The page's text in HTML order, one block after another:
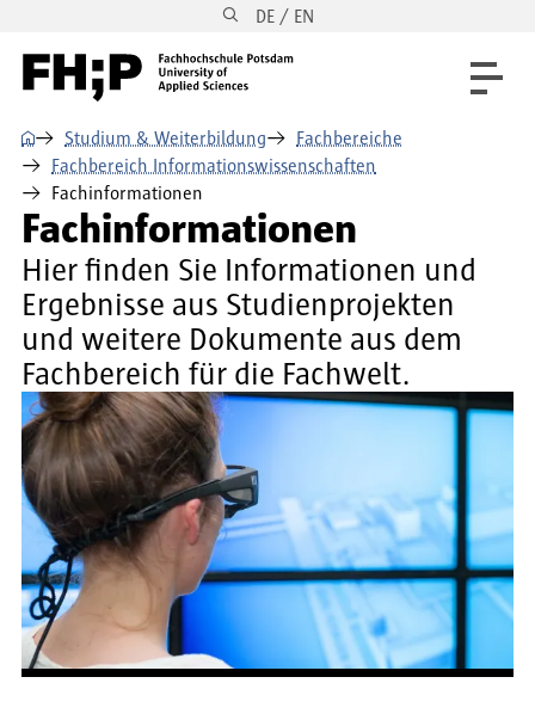
Direkt zur Hauptnavigation DE / EN
⌂ Studium & Weiterbildung
Fachbereiche
Fachbereich Informationswissenschaften
Fachinformationen
Fachinformationen
Hier finden Sie Informationen und
Ergebnisse aus Studienprojekten
und weitere Dokumente aus dem
Fachbereich für die Fachwelt.